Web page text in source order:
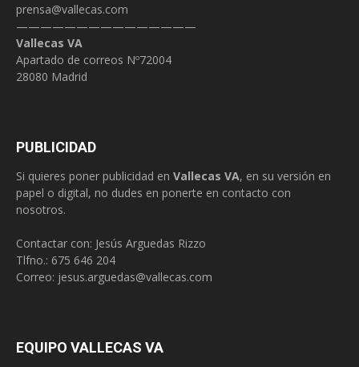
prensa@vallecas.com
———————————————
Vallecas VA
Apartado de correos Nº72004
28080 Madrid
PUBLICIDAD
Si quieres poner publicidad en Vallecas VA, en su versión en
papel o digital, no dudes en ponerte en contacto con
nosotros.
Contactar con: Jesús Arguedas Rizzo
Tlfno.: 675 646 204
Correo: jesus.arguedas@vallecas.com
EQUIPO VALLECAS VA